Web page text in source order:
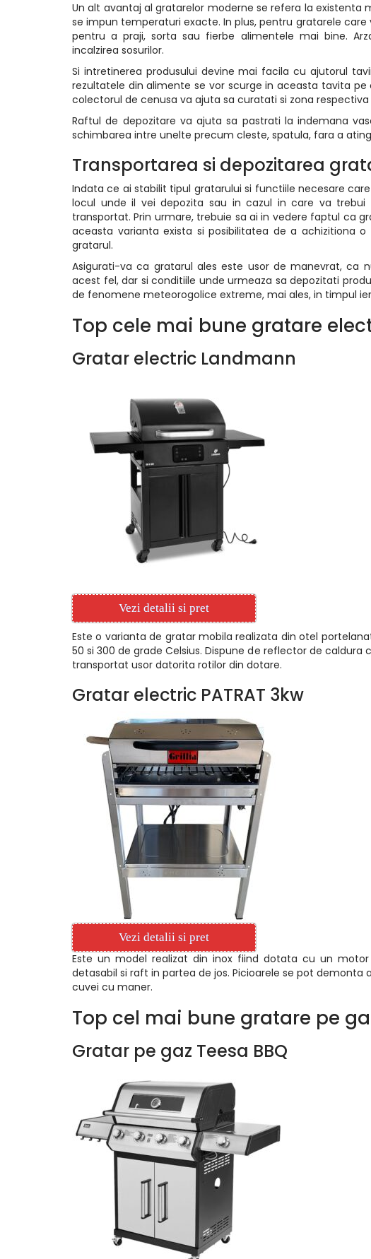
Un alt avantaj al gratarelor moderne se refera la
se impun temperaturi exacte. In plus, pentru gratarele
pentru a praji, sorta sau fierbe alimentele mai bine.
incalzirea sosurilor.
Si intretinerea produsului devine mai facila cu ajutorul
rezultatele din alimente se vor scurge in aceasta tavita
colectorul de cenusa va ajuta sa curatati si zona respectiva
Raftul de depozitare va ajuta sa pastrati la indemana
schimbarea intre unelte precum cleste, spatula, fara a
Transportarea si depozitarea
Indata ce ai stabilit tipul gratarului si functiile necesare
locul unde il vei depozita sau in cazul in care va
transportat. Prin urmare, trebuie sa ai in vedere faptul ca
aceasta varianta exista si posibilitatea de a achizitiona
gratarul.
Asigurati-va ca gratarul ales este usor de manevrat, ca
acest fel, dar si conditiile unde urmeaza sa depozitati
de fenomene meteorogolice extreme, mai ales, in timpul
Top cele mai bune gratare
Gratar electric Landmann
Vezi detalii si pret
Este o varianta de gratar mobila realizata din otel
50 si 300 de grade Celsius. Dispune de reflector de
transportat usor datorita rotilor din dotare.
Gratar electric PATRAT 3kw
Vezi detalii si pret
Este un model realizat din inox fiind dotata cu un
detasabil si raft in partea de jos. Picioarele se pot
cuvei cu maner.
Top cel mai bune gratare pe
Gratar pe gaz Teesa BBQ